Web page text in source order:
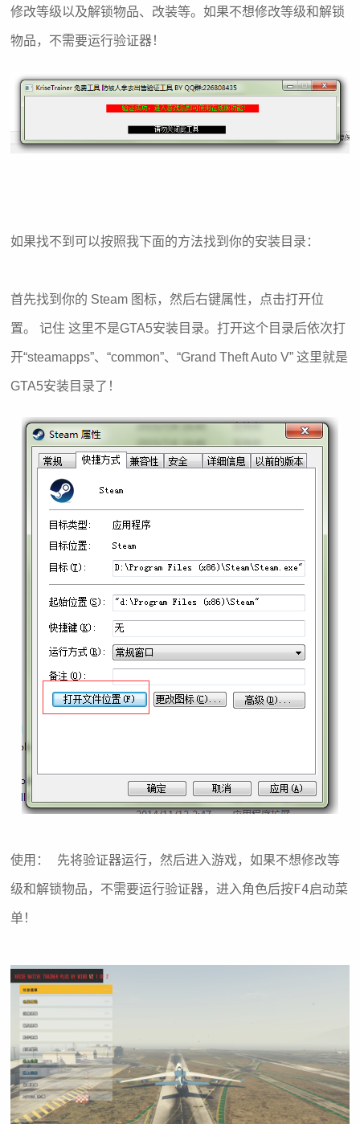
修改等级以及解锁物品、改装等。如果不想修改等级和解锁
物品，不需要运行验证器！
如果找不到可以按照我下面的方法找到你的安装目录：
首先找到你的 Steam 图标，然后右键属性，点击打开位
置。 记住 这里不是GTA5安装目录。打开这个目录后依次打
开“steamapps”、“common”、“Grand Theft Auto V” 这里就是
GTA5安装目录了！
使用： 先将验证器运行，然后进入游戏，如果不想修改等
级和解锁物品，不需要运行验证器，进入角色后按F4启动菜
单！